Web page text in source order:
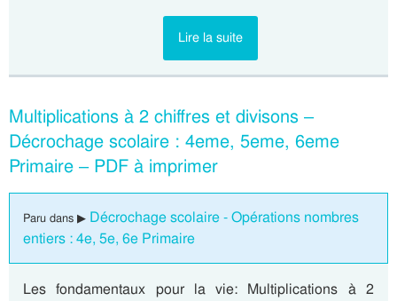
Lire la suite
Multiplications à 2 chiffres et divisons –
Décrochage scolaire : 4eme, 5eme, 6eme
Primaire – PDF à imprimer
Paru dans ▶ Décrochage scolaire - Opérations nombres
entiers : 4e, 5e, 6e Primaire
Les fondamentaux pour la vie: Multiplications à 2